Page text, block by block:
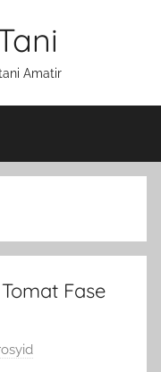
Amatir
Fase